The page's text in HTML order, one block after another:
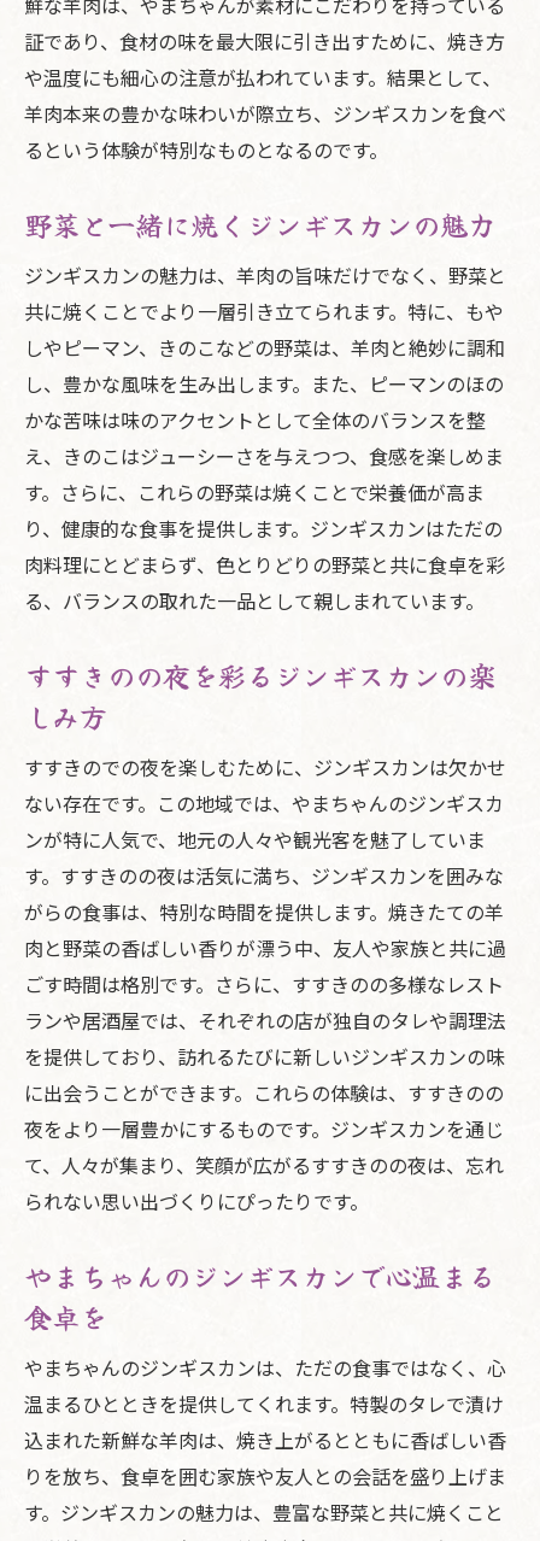
すすきのの絶品ディナーやまちゃんのジンギス
カン
すすきので絶対試したいジンギスカン
ディナータイムを彩るやまちゃんの逸品
ジンギスカンと共に過ごす特別な夜
やまちゃんのジンギスカンで最高のディナ
ーを
家族や友人と楽しむすすきのの夜
やまちゃんのジンギスカンで笑顔あふれる
ひととき
やまちゃんのジンギスカンがすすきので人気爆
発
やまちゃんのジンギスカンが支持される理
由
すすきので人気を博す特製ジンギスカン
口コミで広がるやまちゃんの美味しさ
やまちゃんのジンギスカンが作る新しい食
すすきので最高のジンギスカンを提供する
やまちゃん
すすきのでやまちゃんのジンギスカンを堪能し
よう
やまちゃんのジンギスカンの楽しみ方ガイ
ド
すすきのでのジンギスカン体験を最大限に
楽しむ
やまちゃんのジンギスカンで素敵な時間を
食材の魅力を最大限に引き出す方法
やまちゃんのジンギスカンで心温まるひと
ときを
やまちゃんのジンギスカンがすすきので大人気
の理由
特製タレと羊肉の極上コンビネーション
新鮮な食材がもたらす健康と美味
ジンギスカンの魅力に迫るやまちゃんのこ
だわり
証であり、食材の味を最大限に引き出すために、焼き方
や温度にも細心の注意が払われています。結果として、
羊肉本来の豊かな味わいが際立ち、ジンギスカンを食べ
るという体験が特別なものとなるのです。
野菜と一緒に焼くジンギスカンの魅力
ジンギスカンの魅力は、羊肉の旨味だけでなく、野菜と
共に焼くことでより一層引き立てられます。特に、もや
しやピーマン、きのこなどの野菜は、羊肉と絶妙に調和
し、豊かな風味を生み出します。また、ピーマンのほの
かな苦味は味のアクセントとして全体のバランスを整
え、きのこはジューシーさを与えつつ、食感を楽しめま
す。さらに、これらの野菜は焼くことで栄養価が高ま
り、健康的な食事を提供します。ジンギスカンはただの
肉料理にとどまらず、色とりどりの野菜と共に食卓を彩
る、バランスの取れた一品として親しまれています。
すすきのの夜を彩るジンギスカンの楽
しみ方
すすきのでの夜を楽しむために、ジンギスカンは欠かせ
ない存在です。この地域では、やまちゃんのジンギスカ
ンが特に人気で、地元の人々や観光客を魅了していま
す。すすきのの夜は活気に満ち、ジンギスカンを囲みな
がらの食事は、特別な時間を提供します。焼きたての羊
肉と野菜の香ばしい香りが漂う中、友人や家族と共に過
ごす時間は格別です。さらに、すすきのの多様なレスト
ランや居酒屋では、それぞれの店が独自のタレや調理法
を提供しており、訪れるたびに新しいジンギスカンの味
に出会うことができます。これらの体験は、すすきのの
夜をより一層豊かにするものです。ジンギスカンを通じ
て、人々が集まり、笑顔が広がるすすきのの夜は、忘れ
られない思い出づくりにぴったりです。
やまちゃんのジンギスカンで心温まる
食卓を
やまちゃんのジンギスカンは、ただの食事ではなく、心
温まるひとときを提供してくれます。特製のタレで漬け
込まれた新鮮な羊肉は、焼き上がるとともに香ばしい香
りを放ち、食卓を囲む家族や友人との会話を盛り上げま
す。ジンギスカンの魅力は、豊富な野菜と共に焼くこと